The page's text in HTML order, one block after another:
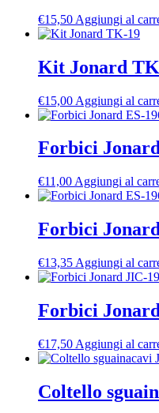
€15,50 Aggiungi al
Kit Jonard
€15,00 Aggiungi al
Forbici
€11,00 Aggiungi al
Forbici
€13,35 Aggiungi al
Forbici
€17,50 Aggiungi al
Coltello